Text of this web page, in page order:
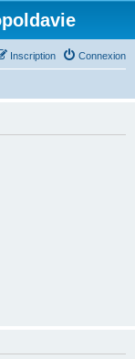
Connexion
Inscription